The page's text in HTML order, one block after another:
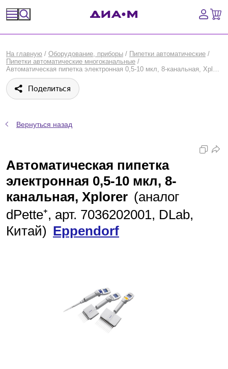
Оборудование, приборы
Расходные материалы, пластик, стекло
Библиотека
Сравнение
Красноярск
На главную / Оборудование, приборы / Пипетки автоматические /
Пипетки автоматические многоканальные /
Автоматическая пипетка электронная 0,5-10 мкл, 8-канальная, Xplorer, Eppendorf
Поделиться
Вернуться назад
Автоматическая пипетка
электронная 0,5-10 мкл, 8-
канальная, Xplorer (аналог
dPette⁺, арт. 7036202001, DLab,
Китай) Eppendorf